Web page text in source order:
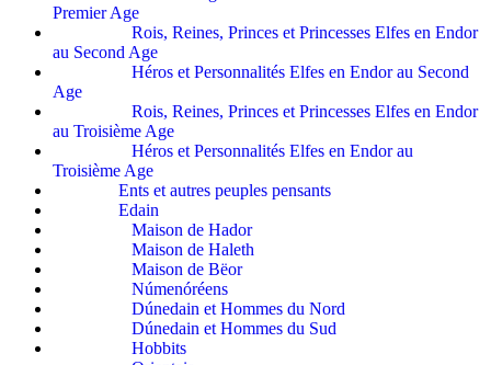
Premier Age
Rois, Reines, Princes et Princesses Elfes en Endor
au Second Age
Héros et Personnalités Elfes en Endor au Second
Age
Rois, Reines, Princes et Princesses Elfes en Endor
au Troisième Age
Héros et Personnalités Elfes en Endor au
Troisième Age
Ents et autres peuples pensants
Edain
Maison de Hador
Maison de Haleth
Maison de Bëor
Númenóréens
Dúnedain et Hommes du Nord
Dúnedain et Hommes du Sud
Hobbits